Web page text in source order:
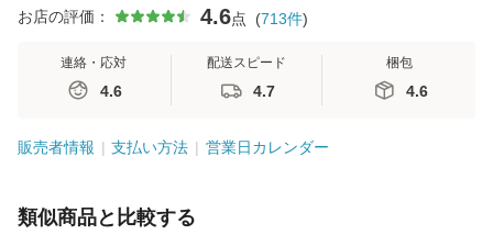
お店の評価： 4.6点 (713件)
連絡・応対
4.6
配送スピード
4.7
梱包
4.6
販売者情報 支払い方法 営業日カレンダー
類似商品と比較する